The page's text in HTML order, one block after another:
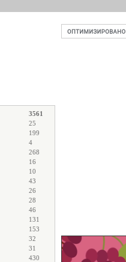
3561
25
199
4
268
16
10
43
26
28
46
131
153
32
31
430